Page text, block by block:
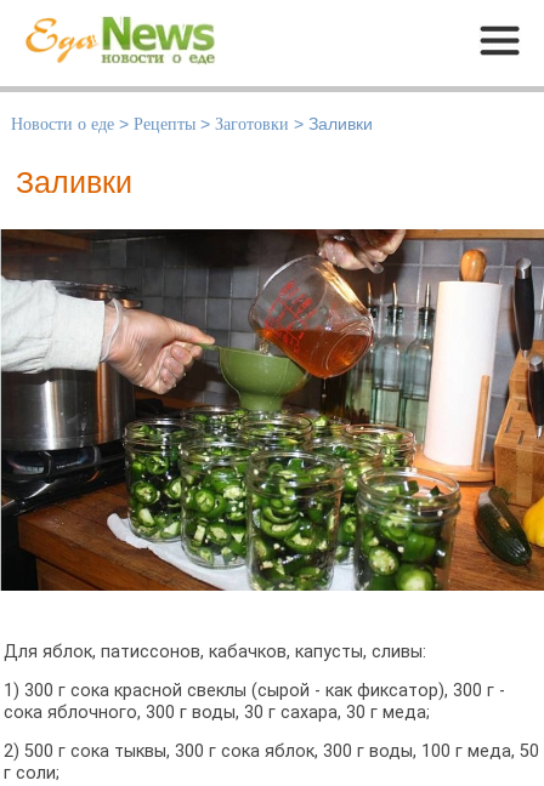
Меню
Новости о еде > Рецепты > Заготовки > Заливки
Заливки
Для яблок, патиссонов, кабачков, капусты, сливы:
1) 300 г сока красной свеклы (сырой - как фиксатор), 300 г -
сока яблочного, 300 г воды, 30 г сахара, 30 г меда;
2) 500 г сока тыквы, 300 г сока яблок, 300 г воды, 100 г меда, 50
г соли;